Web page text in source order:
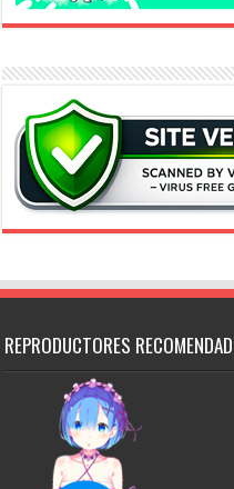
REPRODUCTORES